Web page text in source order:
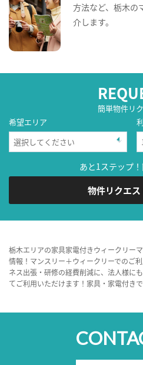
方法など、栃木の
介します。
簡単物件リ
希望エリア
あと1ステップ！
物件リクエス
栃木エリアの家具家電付きウィークリー
情報！マンスリー＋ウィークリーでのご
ネス出張・研修の経費削減に、法人様に
てご利用いただけます！家具・家電付き